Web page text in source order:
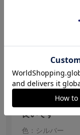
卒園式や入園式
ーズナブルなお
す。この春、大
良いです
色：シルバー